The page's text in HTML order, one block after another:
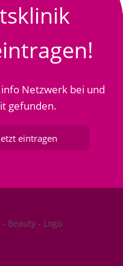
Netzwerk bei und
gefunden.
eintragen